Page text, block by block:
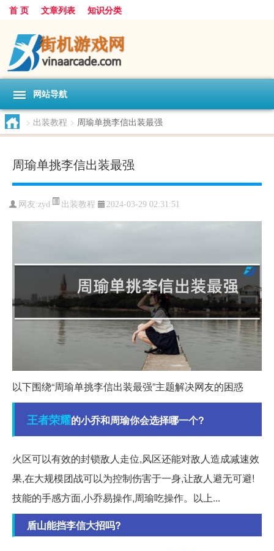
首 页 文章列表 知识分类
网站导航
> 出装教程 > 周瑜单挑李信出装最强
周瑜单挑李信出装最强
网友:zyd 出装教程 2024-03-29 02:31:51
以下围绕“周瑜单挑李信出装最强”主题解决网友的困惑
王者荣耀的小乔和周瑜你会选择哪一个?
火区可以有效的封锁敌人走位,风区还能对敌人造成减速效
果,在大规模团战可以为控制伤害于一身,让敌人避无可避!
技能的手感方面,小乔易操作,周瑜吃操作。以上...
盾山能挡李信大招吗?